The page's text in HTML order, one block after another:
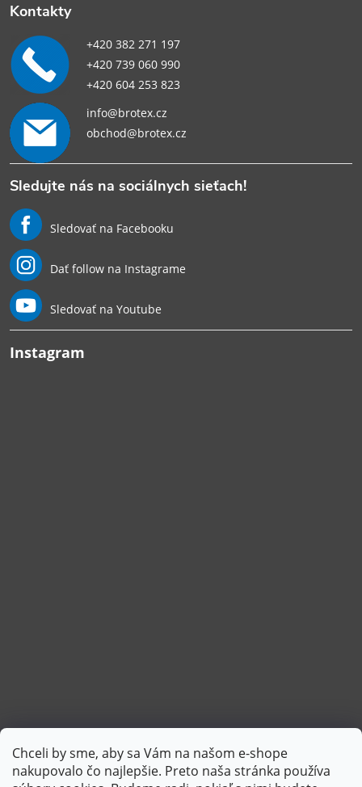
Chceli by sme, aby sa Vám na našom e-shope
nakupovalo čo najlepšie. Preto naša stránka používa
Kontakty
+420 382 271 197
+420 739 060 990
+420 604 253 823
info@brotex.cz
obchod@brotex.cz
Sledujte nás na sociálnych sieťach!
Sledovať na Facebooku
Dať follow na Instagrame
Sledovať na Youtube
Instagram
Sledovať na Instagrame